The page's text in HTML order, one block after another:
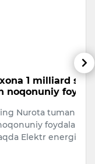
elektr
elektr
holati